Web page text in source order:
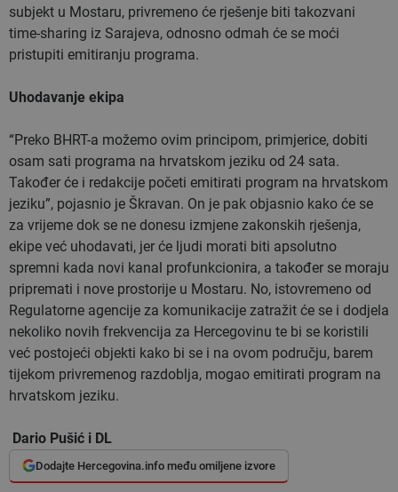
subjekt u Mostaru, privremeno će rješenje biti takozvani
time-sharing iz Sarajeva, odnosno odmah će se moći
pristupiti emitiranju programa.
Uhodavanje ekipa
“Preko BHRT-a možemo ovim principom, primjerice, dobiti
osam sati programa na hrvatskom jeziku od 24 sata.
Također će i redakcije početi emitirati program na hrvatskom
jeziku”, pojasnio je Škravan. On je pak objasnio kako će se
za vrijeme dok se ne donesu izmjene zakonskih rješenja,
ekipe već uhodavati, jer će ljudi morati biti apsolutno
spremni kada novi kanal profunkcionira, a također se moraju
pripremati i nove prostorije u Mostaru. No, istovremeno od
Regulatorne agencije za komunikacije zatražit će se i dodjela
nekoliko novih frekvencija za Hercegovinu te bi se koristili
već postojeći objekti kako bi se i na ovom području, barem
tijekom privremenog razdoblja, mogao emitirati program na
hrvatskom jeziku.
Dario Pušić i DL
Dodajte Hercegovina.info među omiljene izvore